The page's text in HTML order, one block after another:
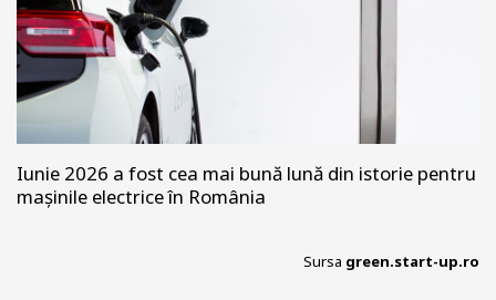
Iunie 2026 a fost cea mai bună lună din istorie pentru
mașinile electrice în România
Sursa green.start-up.ro